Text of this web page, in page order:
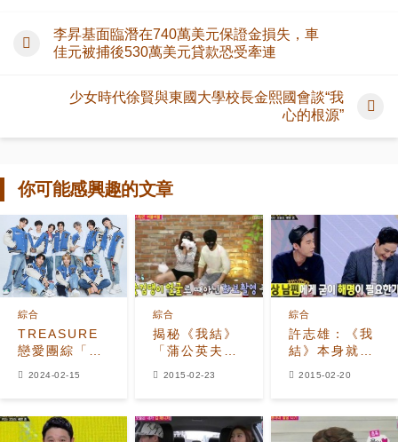
李昇基面臨潛在740萬美元保證金損失，車
佳元被捕後530萬美元貸款恐受牽連
少女時代徐賢與東國大學校長金熙國會談“我
心的根源”
你可能感興趣的文章
TREASURE
戀愛團綜「約
Solo》掀韓網
討論：我是粉
綜合
2024-02-15
揭秘《我結》
「蒲公英夫
綜合
2015-02-23
許志雄：《我
結》本身就是
綜合
2015-02-20